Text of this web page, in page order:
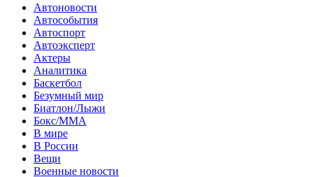
Автоновости
Автособытия
Автоспорт
Автоэксперт
Актеры
Аналитика
Баскетбол
Безумный мир
Биатлон/Лыжи
Бокс/MMA
В мире
В России
Вещи
Военные новости